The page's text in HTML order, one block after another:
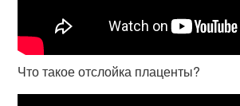
Что такое отслойка плаценты?